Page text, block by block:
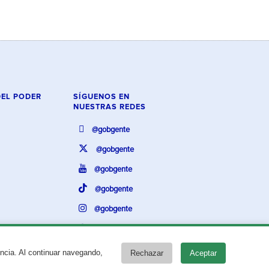
Al continuar navegando, Rechazar Aceptar
PODER
SÍGUENOS EN
NUESTRAS REDES
@gobgente
@gobgente
@gobgente
@gobgente
@gobgente
@gobgente